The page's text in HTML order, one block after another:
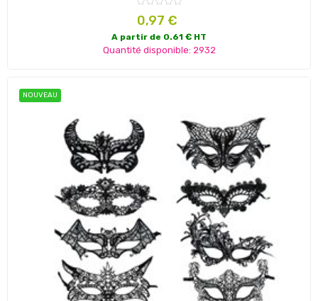
Prix
0,97 €
A partir de 0.61 € HT
Quantité disponible: 2932
NOUVEAU